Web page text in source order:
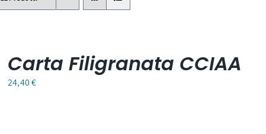
Carta Filigranata CCIAA
24,40€